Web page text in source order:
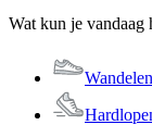
Wat kun je vandaag
Wandelen